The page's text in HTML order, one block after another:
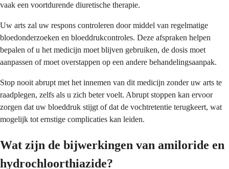
vaak een voortdurende diuretische therapie.
Uw arts zal uw respons controleren door middel van regelmatige
bloedonderzoeken en bloeddrukcontroles. Deze afspraken helpen
bepalen of u het medicijn moet blijven gebruiken, de dosis moet
aanpassen of moet overstappen op een andere behandelingsaanpak.
Stop nooit abrupt met het innemen van dit medicijn zonder uw arts te
raadplegen, zelfs als u zich beter voelt. Abrupt stoppen kan ervoor
zorgen dat uw bloeddruk stijgt of dat de vochtretentie terugkeert, wat
mogelijk tot ernstige complicaties kan leiden.
Wat zijn de bijwerkingen van amiloride en
hydrochloorthiazide?